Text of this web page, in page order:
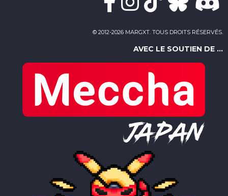
© 2012-2026 MARGXT. TOUS DROITS RÉSERVÉS.
AVEC LE SOUTIEN DE ...